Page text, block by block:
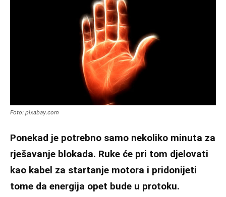
Foto: pixabay.com
Ponekad je potrebno samo nekoliko minuta za
rješavanje blokada. Ruke će pri tom djelovati
kao kabel za startanje motora i pridonijeti
tome da energija opet bude u protoku.